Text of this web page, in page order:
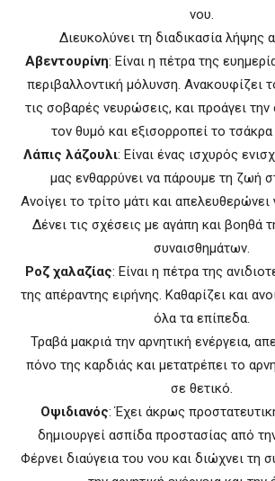
νου.
Διευκολύνει τη διαδικασία λήψης
Αβεντουρίνη: Είναι η πέτρα της
περιβαλλοντική μόλυνση. Ανακουφίζει
τις σοβαρές νευρώσεις, και προάγει την
τον θυμό και εξισορροπεί το τσάκρα
Λάπις λάζουλι: Είναι ένας ισχυρός
μας ενθαρρύνει να πάρουμε τη ζωή
Ανοίγει το τρίτο μάτι και
Δένει τις σχέσεις με αγάπη και βοηθά
συναισθημάτων.
Ροζ χαλαζίας: Είναι η πέτρα της
της απέραντης ειρήνης. Καθαρίζει και
όλα τα επίπεδα.
Τραβά μακριά την αρνητική ενέργεια,
πόνο της καρδιάς και μετατρέπει το
σε θετικό.
Οψιδιανός: Έχει άκρως
δημιουργεί ασπίδα προστασίας από
Φέρνει διαύγεια του νου και διώχνει τη